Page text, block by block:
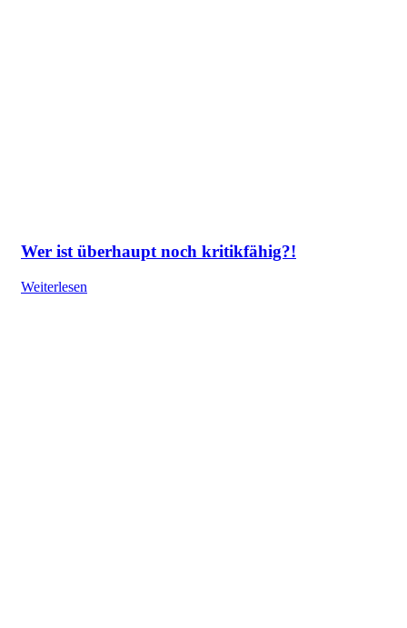
Wer ist überhaupt noch kritikfähig?!
Weiterlesen